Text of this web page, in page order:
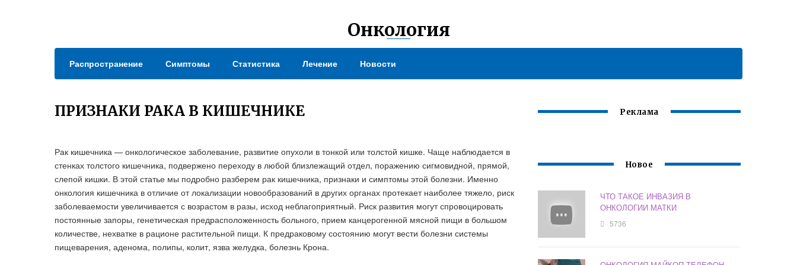
Онкология
Распространение Симптомы Статистика Лечение Новости
ПРИЗНАКИ РАКА В КИШЕЧНИКЕ
Рак кишечника — онкологическое заболевание, развитие опухоли в тонкой или толстой кишке. Чаще наблюдается в
стенках толстого кишечника, подвержено переходу в любой близлежащий отдел, поражению сигмовидной, прямой,
слепой кишки. В этой статье мы подробно разберем рак кишечника, признаки и симптомы этой болезни. Именно
онкология кишечника в отличие от локализации новообразований в других органах протекает наиболее тяжело, риск
заболеваемости увеличивается с возрастом в разы, исход неблагоприятный. Риск развития могут спровоцировать
постоянные запоры, генетическая предрасположенность больного, прием канцерогенной мясной пищи в большом
количестве, нехватке в рационе растительной пищи. К предраковому состоянию могут вести болезни системы
пищеварения, аденома, полипы, колит, язва желудка, болезнь Крона.
Реклама
Новое
ЧТО ТАКОЕ ИНВАЗИЯ В
ОНКОЛОГИИ МАТКИ
5736